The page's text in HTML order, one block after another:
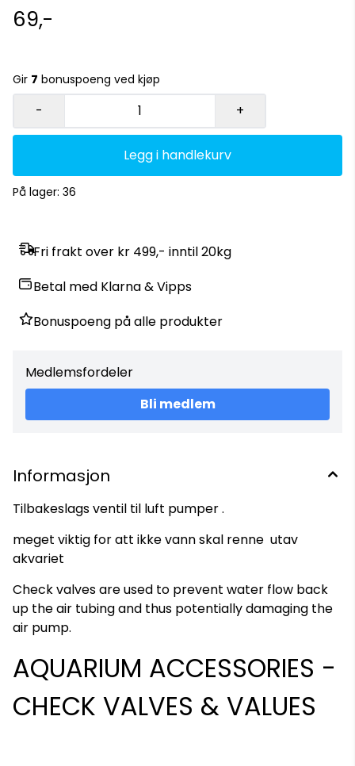
prevent water flow back up the air tubing and thus
potentially damaging the air pump. This product is a three-
69,-
Gir 7 bonuspoeng ved kjøp
- +
Legg i handlekurv
På lager: 36
Fri frakt over kr 499,- inntil 20kg
Betal med Klarna & Vipps
Bonuspoeng på alle produkter
Medlemsfordeler
Bli medlem
Informasjon
Tilbakeslags ventil til luft pumper .
meget viktig for att ikke vann skal renne utav
akvariet
Check valves are used to prevent water flow back
up the air tubing and thus potentially damaging the
air pump.
AQUARIUM ACCESSORIES -
CHECK VALVES & VALUES